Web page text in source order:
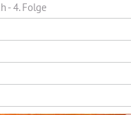
- 4. Folge